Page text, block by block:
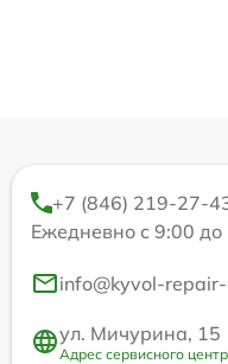
+7 (846) 219-27-
Ежедневно с 9:00 до
info@kyvol-
ул. Мичурина, 15
Адрес сервисного